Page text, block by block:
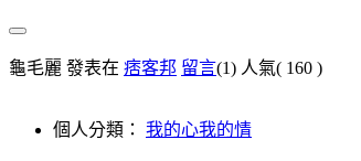
龜毛麗 發表在 痞客邦 留言(1) 人氣( 160 )
個人分類： 我的心我的情